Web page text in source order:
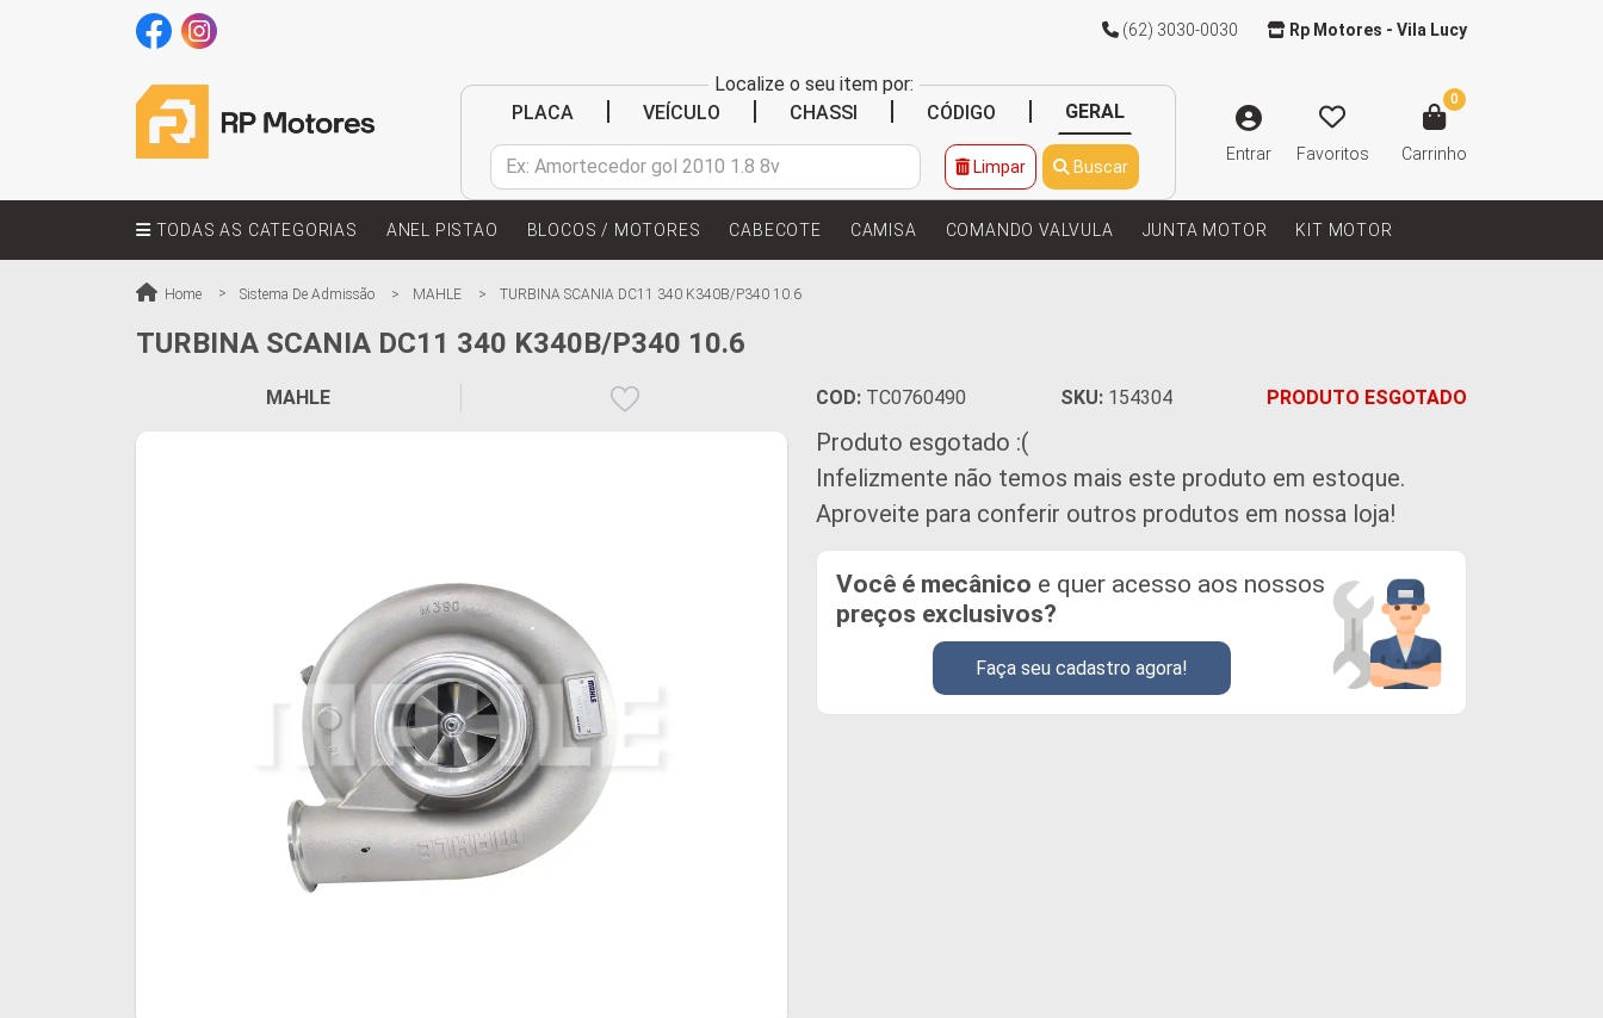
(62) 3030-0030 Rp Motores - Vila Lucy
Localize o seu item por:
PLACA
VEÍCULO CHASSI CÓDIGO GERAL
Limpar Buscar
Entrar Favoritos
0
Carrinho
TODAS AS CATEGORIAS ANEL PISTAO BLOCOS / MOTORES CABECOTE CAMISA COMANDO VALVULA JUNTA MOTOR KIT MOTOR
Home Sistema De Admissão MAHLE TURBINA SCANIA DC11 340 K340B/P340 10.6
TURBINA SCANIA DC11 340 K340B/P340 10.6
MAHLE COD: TC0760490 SKU: 154304 PRODUTO ESGOTADO
Produto esgotado :(
Infelizmente não temos mais este produto em estoque.
Aproveite para conferir outros produtos em nossa loja!
Você é mecânico e quer acesso aos nossos
preços exclusivos?
Faça seu cadastro agora!